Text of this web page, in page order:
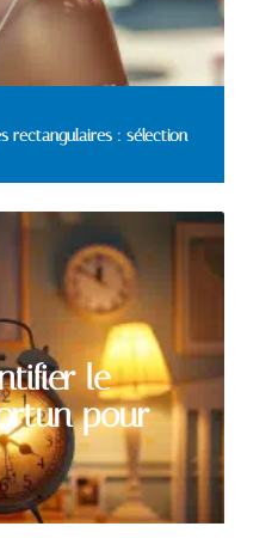
rectangulaires : sélection
le
pour